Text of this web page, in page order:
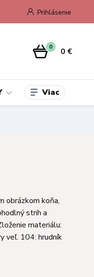
Prihlásenie
0 0 €
Viac
obrázkom koňa,
strih a
materiálu:
veľ. 104: hrudník